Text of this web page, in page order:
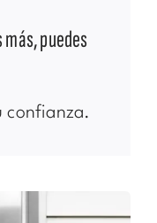
puedes
confianza.